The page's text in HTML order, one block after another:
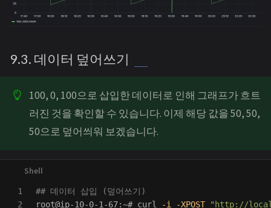
9.3. 데이터 덮어쓰기
100, 0, 100으로 삽입한 데이터로 인해 그래프가 흐트
러진 것을 확인할 수 있습니다. 이제 해당 값을 50, 50,
50으로 덮어씌워 보겠습니다.
1
2
## 데이터 삽입 (덮어쓰기)
root@ip-10-0-1-67:~# curl
-i -XPOST
"http://